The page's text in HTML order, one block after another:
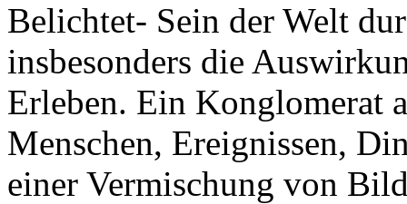
Belichtet- Sein der Welt
insbesonders die
Erleben. Ein Konglomerat
Menschen, Ereignissen,
einer Vermischung von